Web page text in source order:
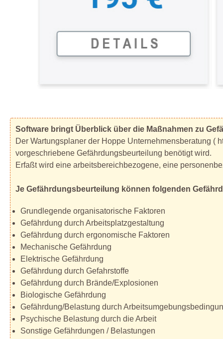
Software bringt Überblick über die Maßnahmen zu
Der Wartungsplaner der Hoppe Unternehmensberatung (
vorgeschriebene Gefährdungsbeurteilung benötigt wird.
Erfaßt wird eine arbeitsbereichbezogene, eine
Je Gefährdungsbeurteilung können folgenden
Grundlegende organisatorische Faktoren
Gefährdung durch Arbeitsplatzgestaltung
Gefährdung durch ergonomische Faktoren
Mechanische Gefährdung
Elektrische Gefährdung
Gefährdung durch Gefahrstoffe
Gefährdung durch Brände/Explosionen
Biologische Gefährdung
Gefährdung/Belastung durch
Psychische Belastung durch die Arbeit
Sonstige Gefährdungen / Belastungen